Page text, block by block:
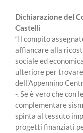
Dichiarazione del
Castelli
“Il compito
affiancare alla
sociale ed
ulteriore per
dell’Appennino
-. Se è vero che con
complementare
spinta al tessuto
progetti finanziati